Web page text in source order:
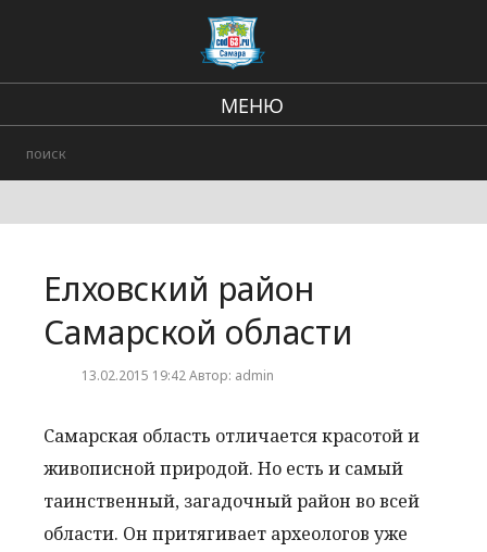
МЕНЮ
Городские события
Елховский район
Самарской области
13.02.2015 19:42 Автор: admin
Самарская область отличается красотой и
живописной природой. Но есть и самый
таинственный, загадочный район во всей
области. Он притягивает археологов уже